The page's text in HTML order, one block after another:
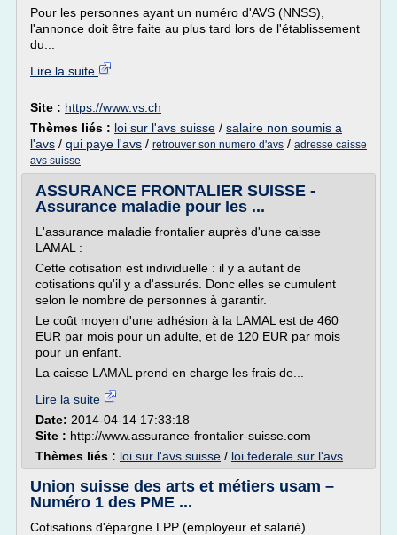
Pour les personnes ayant un numéro d'AVS (NNSS),
l'annonce doit être faite au plus tard lors de l'établissement
du...
Lire la suite
Site : https://www.vs.ch
Thèmes liés : loi sur l'avs suisse / salaire non soumis a
l'avs / qui paye l'avs / retrouver son numero d'avs / adresse caisse
avs suisse
ASSURANCE FRONTALIER SUISSE -
Assurance maladie pour les ...
L'assurance maladie frontalier auprès d'une caisse
LAMAL :
Cette cotisation est individuelle : il y a autant de
cotisations qu'il y a d'assurés. Donc elles se cumulent
selon le nombre de personnes à garantir.
Le coût moyen d'une adhésion à la LAMAL est de 460
EUR par mois pour un adulte, et de 120 EUR par mois
pour un enfant.
La caisse LAMAL prend en charge les frais de...
Lire la suite
Date: 2014-04-14 17:33:18
Site : http://www.assurance-frontalier-suisse.com
Thèmes liés : loi sur l'avs suisse / loi federale sur l'avs
Union suisse des arts et métiers usam –
Numéro 1 des PME ...
Cotisations d'épargne LPP (employeur et salarié)